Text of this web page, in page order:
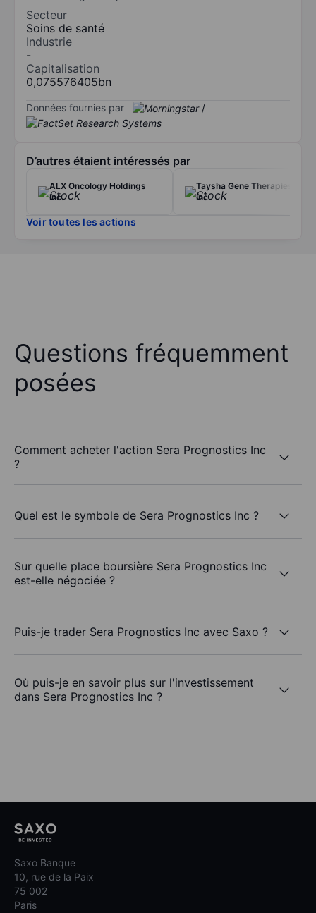
Secteur
Soins de santé
Industrie
-
Capitalisation
0,075576405bn
Données fournies par /
D’autres étaient intéressés par
ALX Oncology Holdings
Inc.
Taysha Gene Therapies
Inc.
Voir toutes les actions
Questions fréquemment
posées
Comment acheter l'action Sera Prognostics Inc
?
Quel est le symbole de Sera Prognostics Inc ?
Sur quelle place boursière Sera Prognostics Inc
est-elle négociée ?
Puis-je trader Sera Prognostics Inc avec Saxo ?
Où puis-je en savoir plus sur l'investissement
dans Sera Prognostics Inc ?
Saxo Banque
10, rue de la Paix
75 002
Paris